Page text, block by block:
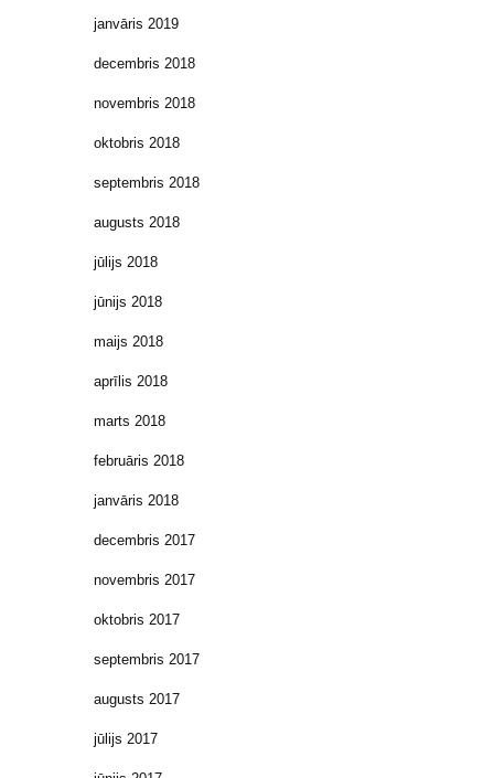
janvāris 2019
decembris 2018
novembris 2018
oktobris 2018
septembris 2018
augusts 2018
jūlijs 2018
jūnijs 2018
maijs 2018
aprīlis 2018
marts 2018
februāris 2018
janvāris 2018
decembris 2017
novembris 2017
oktobris 2017
septembris 2017
augusts 2017
jūlijs 2017